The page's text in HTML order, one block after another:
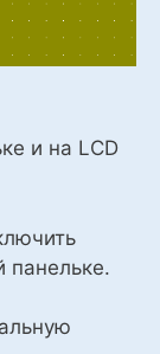
и на LCD
панельке.